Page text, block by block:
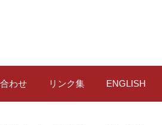
わせ リンク集 ENGLISH